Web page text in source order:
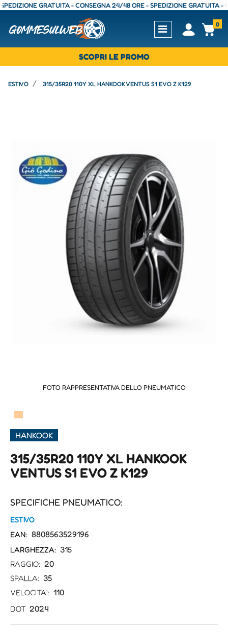
GRATUITA - CONSEGNA 24/48 ORE - SPEDIZIONE GRATUITA -
Open0
SCOPRI LE PROMO
ESTIVO 315/35R20 110Y XL HANKOOK VENTUS S1 EVO Z K129
FOTO RAPPRESENTATIVA DELLO PNEUMATICO
▀
HANKOOK
315/35R20 110Y XL HANKOOK
VENTUS S1 EVO Z K129
SPECIFICHE PNEUMATICO:
ESTIVO
EAN: 8808563529196
LARGHEZZA: 315
RAGGIO: 20
SPALLA: 35
VELOCITA': 110
DOT 2024